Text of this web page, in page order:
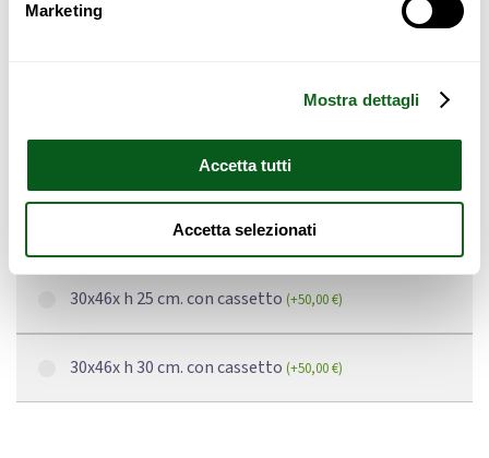
Marketing
Mostra dettagli
Accetta tutti
Accetta selezionati
30x46x h 30 cm.
30x46x h 25 cm. con cassetto (+50,00€)
30x46x h 30 cm. con cassetto (+50,00€)